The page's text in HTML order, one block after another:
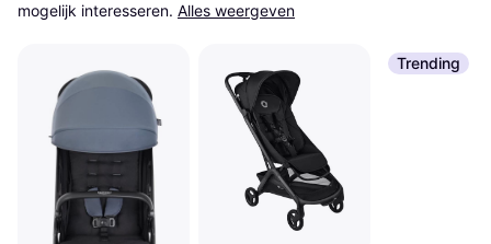
mogelijk interesseren. Alles weergeven
Trending